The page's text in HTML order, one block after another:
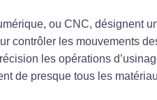
ou CNC, désignent
contrôler les mouvements
les opérations
de presque tous les